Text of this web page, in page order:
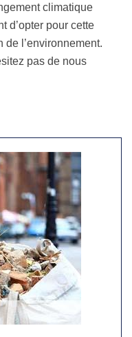
climatique
d’opter pour cette
de l’environnement.
pas de nous